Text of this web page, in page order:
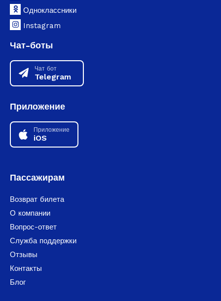
Одноклассники
Instagram
Чат-боты
Чат бот
Telegram
Приложение
Приложение
iOS
Пассажирам
Возврат билета
О компании
Вопрос-ответ
Служба поддержки
Отзывы
Контакты
Блог